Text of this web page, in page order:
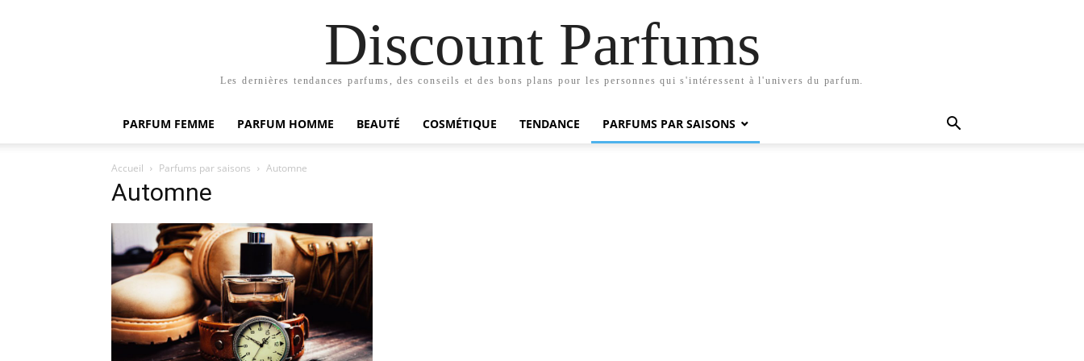
Discount Parfums
Les dernières tendances parfums, des conseils et des bons plans pour les personnes qui s'intéressent à l'univers du parfum.
PARFUM FEMME PARFUM HOMME BEAUTÉ COSMÉTIQUE TENDANCE PARFUMS PAR SAISONS
Accueil Parfums par saisons Automne
Automne